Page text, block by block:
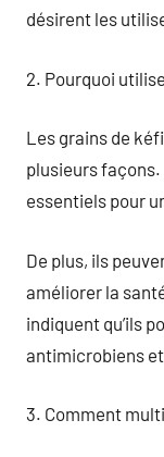
désirent les
2. Pourquoi
Les grains de
plusieurs
essentiels pour
De plus, ils
améliorer la
indiquent qu’ils
antimicrobiens
3. Comment